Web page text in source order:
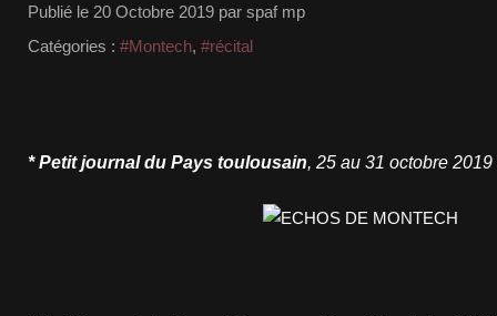
Publié le 20 Octobre 2019 par spaf mp
Catégories : #Montech, #récital
* Petit journal du Pays toulousain, 25 au 31 octobre 2019